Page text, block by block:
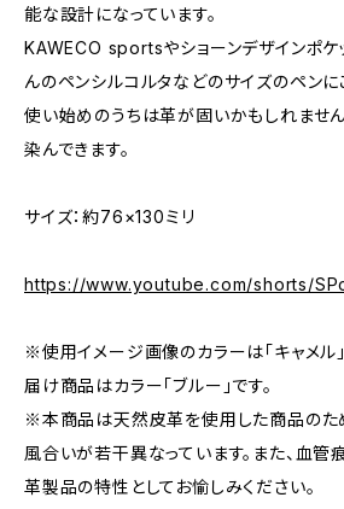
能な設計になっています。
KAWECO sportsやショーンデザインポケ
んのペンシルコルタなどのサイズのペン
使い始めのうちは革が固いかもしれませ
染んできます。
サイズ：約76×130ミリ
https://www.youtube.com/shorts/
※使用イメージ画像のカラーは「キャメル
届け商品はカラー「ブルー」です。
※本商品は天然皮革を使用した商品のた
風合いが若干異なっています。また、血管
革製品の特性としてお愉しみください。